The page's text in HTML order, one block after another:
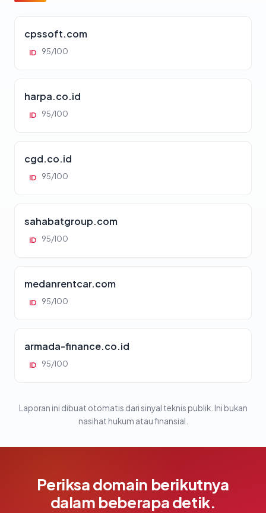
cpssoft.com
ID 95/100
harpa.co.id
ID 95/100
cgd.co.id
ID 95/100
sahabatgroup.com
ID 95/100
medanrentcar.com
ID 95/100
armada-finance.co.id
ID 95/100
Laporan ini dibuat otomatis dari sinyal teknis publik. Ini bukan
nasihat hukum atau finansial.
Periksa domain berikutnya
dalam beberapa detik.